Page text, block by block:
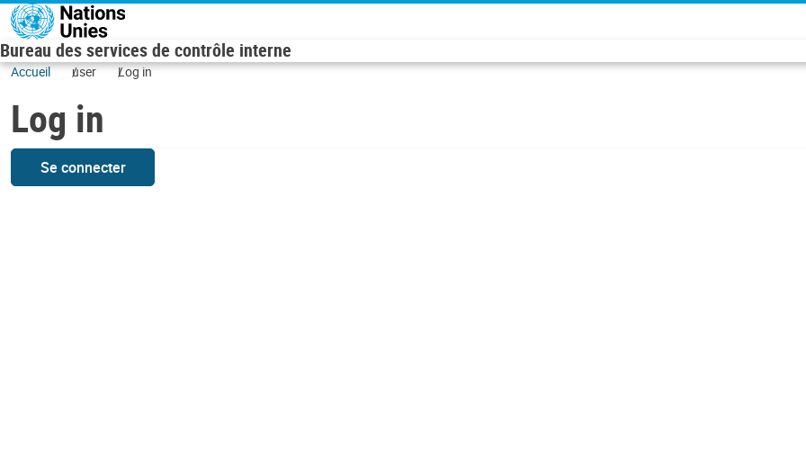
Skip to main content
Bureau des services de contrôle interne
Accueil user Log in
Log in
Se connecter